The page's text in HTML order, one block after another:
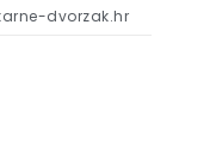
dvorzak.hr